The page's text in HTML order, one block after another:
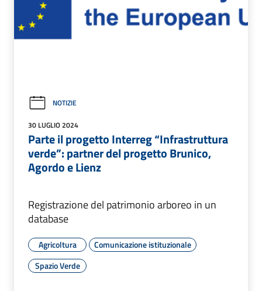
NOTIZIE
30 LUGLIO 2024
Parte il progetto Interreg “Infrastruttura
verde”: partner del progetto Brunico,
Agordo e Lienz
Registrazione del patrimonio arboreo in un
database
Agricoltura
Comunicazione istituzionale
Spazio Verde